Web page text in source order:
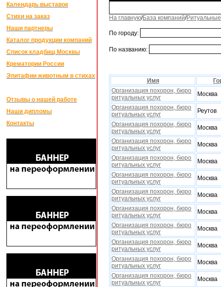
Календарь выставок
Стихи на заказ
Наши партнеры
Каталог продукции компаний
Список кладбищ Москвы
Крематории России
Эпитафии животным в стихах
Отзывы о нашей работе
Наши дипломы
Контакты
На главную/База компаний/
По городу:
По названию:
Имя
Организация похорон, бюро
ритуальных услуг
Москва
Организация похорон, бюро
ритуальных услуг
Реутов
Организация похорон, бюро
ритуальных услуг
Москва
Организация похорон, бюро
ритуальных услуг
Москва
Организация похорон, бюро
ритуальных услуг
Москва
Организация похорон, бюро
ритуальных услуг
Москва
Организация похорон, бюро
ритуальных услуг
Москва
Организация похорон, бюро
ритуальных услуг
Москва
Организация похорон, бюро
ритуальных услуг
Москва
Организация похорон, бюро
ритуальных услуг
Москва
Организация похорон, бюро
ритуальных услуг
Москва
Организация похорон, бюро
ритуальных услуг
Москва